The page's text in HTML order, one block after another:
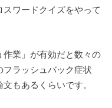
ワードクイズをやって
業」が有効だと数々の
ラッシュバック症状
もあるくらいです。